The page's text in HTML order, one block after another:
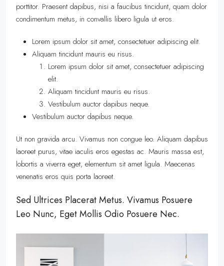
porttitor. Praesent dapibus, nisi a faucibus tincidunt, quam dolor
condimentum metus, in convallis libero ligula ut eros.
Lorem ipsum dolor sit amet, consectetuer adipiscing elit.
Aliquam tincidunt mauris eu risus.
Lorem ipsum dolor sit amet, consectetuer adipiscing
elit.
Aliquam tincidunt mauris eu risus.
Vestibulum auctor dapibus neque.
Vestibulum auctor dapibus neque.
Ut non gravida arcu. Vivamus non congue leo. Aliquam dapibus
laoreet purus, vitae iaculis eros egestas ac. Mauris massa est,
lobortis a viverra eget, elementum sit amet ligula. Maecenas
venenatis eros quis porta laoreet.
Sed Ultrices Placerat Metus. Vivamus Posuere
Leo Nunc, Eget Mollis Odio Posuere Nec.